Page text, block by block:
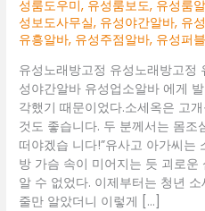
성룸도우미, 유성룸보도, 유성룸
성보도사무실, 유성야간알바, 유
유흥알바, 유성주점알바, 유성퍼
유성노래방고정 유성노래방고정
성야간알바 유성업소알바 에게
각했기 때문이었다.소세옥은 고
것도 좋습니다. 두 분께서는 몸조
떠야겠습 니다!”유사고 아가씨는
방 가슴 속이 미어지는 듯 괴로
알 수 없었다. 이제부터는 청년
줄만 알았더니 이렇게 […]